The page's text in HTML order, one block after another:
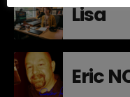
Lisa
Eric